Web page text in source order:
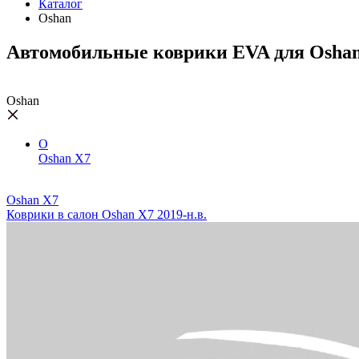
Каталог
Oshan
Автомобильные коврики EVA для
Oshan
O
Oshan X7
Oshan X7
Коврики в салон Oshan X7 2019-н.в.